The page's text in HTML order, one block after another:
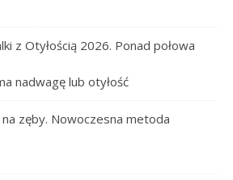
z Otyłością 2026. Ponad połowa
nadwagę lub otyłość
zęby. Nowoczesna metoda